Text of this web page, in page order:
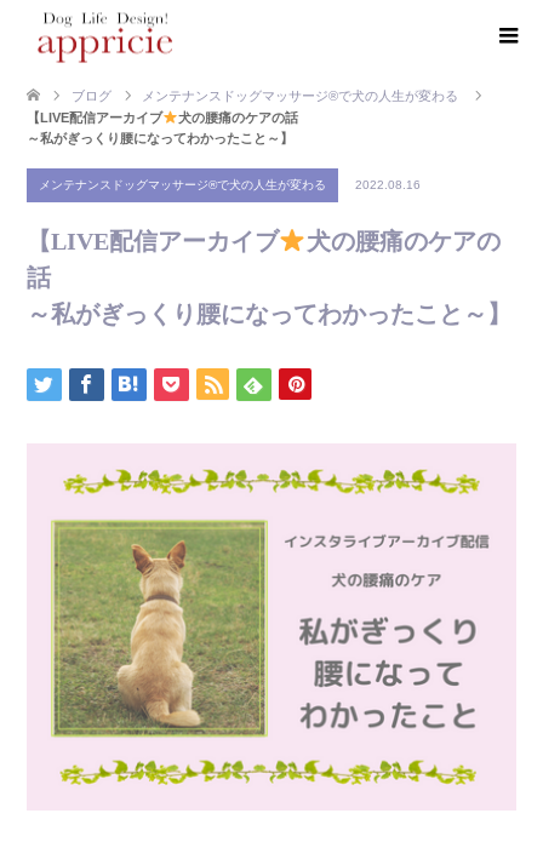
ブログ
メンテナンスドッグマッサージ®で犬の人生が変わる
【LIVE配信アーカイブ
犬の腰痛のケアの話
～私がぎっくり腰になってわかったこと～】
メンテナンスドッグマッサージ®で犬の人生が変わる 2022.08.16
【LIVE配信アーカイブ
犬の腰痛のケアの
話
～私がぎっくり腰になってわかったこと～】